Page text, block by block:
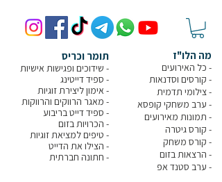
תומר וכריס
- שידוכים ופגישות אישיות
- ספיד דייטינג
- אימון ליצירת זוגיות
- מאגר הרווקים והרווקות
- ספיד דייט בריבוע
- הכרויות בזום
- טיפים למציאת זוגיות
- הצילו את הדייט
- חתונה חברתית
מה הלו"ז
- כל האירועים
- קורסים וסדנאות
-צילומי תדמית
- ערב משחקי קופסא
- תמונות מאירועים
- קורס גיטרה
- קורס משחק
- הרצאות בזום
- ערב סטנד אפ